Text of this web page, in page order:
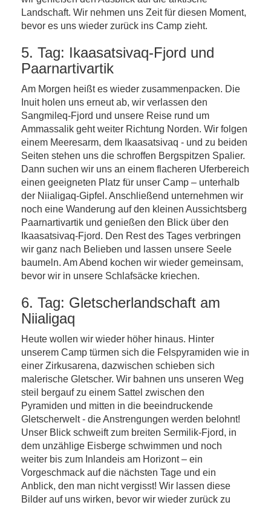
Landschaft. Wir nehmen uns Zeit für diesen Moment,
bevor es uns wieder zurück ins Camp zieht.
5. Tag: Ikaasatsivaq-Fjord und
Paarnartivartik
Am Morgen heißt es wieder zusammenpacken. Die
Inuit holen uns erneut ab, wir verlassen den
Sangmileq-Fjord und unsere Reise rund um
Ammassalik geht weiter Richtung Norden. Wir folgen
einem Meeresarm, dem Ikaasatsivaq - und zu beiden
Seiten stehen uns die schroffen Bergspitzen Spalier.
Dann suchen wir uns an einem flacheren Uferbereich
einen geeigneten Platz für unser Camp – unterhalb
der Niialigaq-Gipfel. Anschließend unternehmen wir
noch eine Wanderung auf den kleinen Aussichtsberg
Paarnartivartik und genießen den Blick über den
Ikaasatsivaq-Fjord. Den Rest des Tages verbringen
wir ganz nach Belieben und lassen unsere Seele
baumeln. Am Abend kochen wir wieder gemeinsam,
bevor wir in unsere Schlafsäcke kriechen.
6. Tag: Gletscherlandschaft am
Niialigaq
Heute wollen wir wieder höher hinaus. Hinter
unserem Camp türmen sich die Felspyramiden wie in
einer Zirkusarena, dazwischen schieben sich
malerische Gletscher. Wir bahnen uns unseren Weg
steil bergauf zu einem Sattel zwischen den
Pyramiden und mitten in die beeindruckende
Gletscherwelt - die Anstrengungen werden belohnt!
Unser Blick schweift zum breiten Sermilik-Fjord, in
dem unzählige Eisberge schwimmen und noch
weiter bis zum Inlandeis am Horizont – ein
Vorgeschmack auf die nächsten Tage und ein
Anblick, den man nicht vergisst! Wir lassen diese
Bilder auf uns wirken, bevor wir wieder zurück zu